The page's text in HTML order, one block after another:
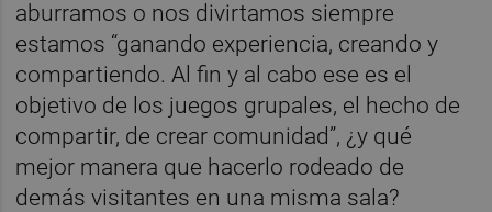
aburramos o nos divirtamos siempre
estamos “ganando experiencia, creando y
compartiendo. Al fin y al cabo ese es el
objetivo de los juegos grupales, el hecho de
compartir, de crear comunidad”, ¿y qué
mejor manera que hacerlo rodeado de
demás visitantes en una misma sala?